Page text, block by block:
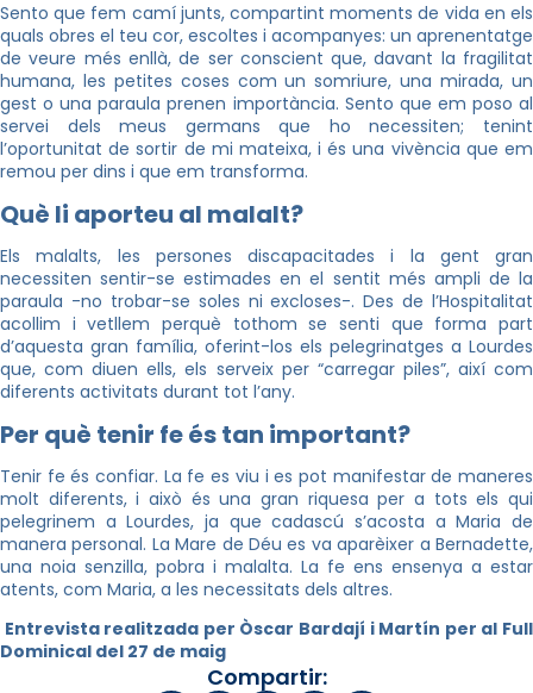
Sento que fem camí junts, compartint moments de vida en els
quals obres el teu cor, escoltes i acompanyes: un aprenentatge
de veure més enllà, de ser conscient que, davant la fragilitat
humana, les petites coses com un somriure, una mirada, un
gest o una paraula prenen importància. Sento que em poso al
servei dels meus germans que ho necessiten; tenint
l’oportunitat de sortir de mi mateixa, i és una vivència que em
remou per dins i que em transforma.
Què li aporteu al malalt?
Els malalts, les persones discapacitades i la gent gran
necessiten sentir-se estimades en el sentit més ampli de la
paraula -no trobar-se soles ni excloses-. Des de l’Hospitalitat
acollim i vetllem perquè tothom se senti que forma part
d’aquesta gran família, oferint-los els pelegrinatges a Lourdes
que, com diuen ells, els serveix per “carregar piles”, així com
diferents activitats durant tot l’any.
Per què tenir fe és tan important?
Tenir fe és confiar. La fe es viu i es pot manifestar de maneres
molt diferents, i això és una gran riquesa per a tots els qui
pelegrinem a Lourdes, ja que cadascú s’acosta a Maria de
manera personal. La Mare de Déu es va aparèixer a Bernadette,
una noia senzilla, pobra i malalta. La fe ens ensenya a estar
atents, com Maria, a les necessitats dels altres.
Entrevista realitzada per Òscar Bardají i Martín per al Full
Dominical del 27 de maig
Compartir: